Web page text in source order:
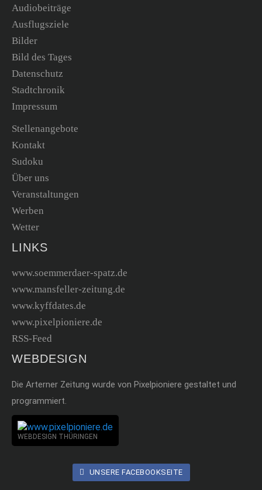
Audiobeiträge
Ausflugsziele
Bilder
Bild des Tages
Datenschutz
Stadtchronik
Impressum
Stellenangebote
Kontakt
Sudoku
Über uns
Veranstaltungen
Werben
Wetter
LINKS
www.soemmerdaer-spatz.de
www.mansfeller-zeitung.de
www.kyffdates.de
www.pixelpioniere.de
RSS-Feed
WEBDESIGN
Die Arterner Zeitung wurde von Pixelpioniere gestaltet und
programmiert.
WEBDESIGN THÜRINGEN
UNSERE FACEBOOKSEITE